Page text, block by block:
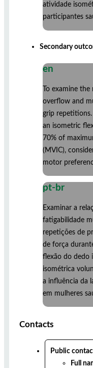
atividade
participantes
Secondary
en
To examine
overflow and
grip
an isometric
70% of
(MVIC),
motor
pt-br
Examinar a
fatigabilidade
repetições de
de força
flexão do dedo
isométrica
a influência da
em mulheres
Contacts
Public
Full